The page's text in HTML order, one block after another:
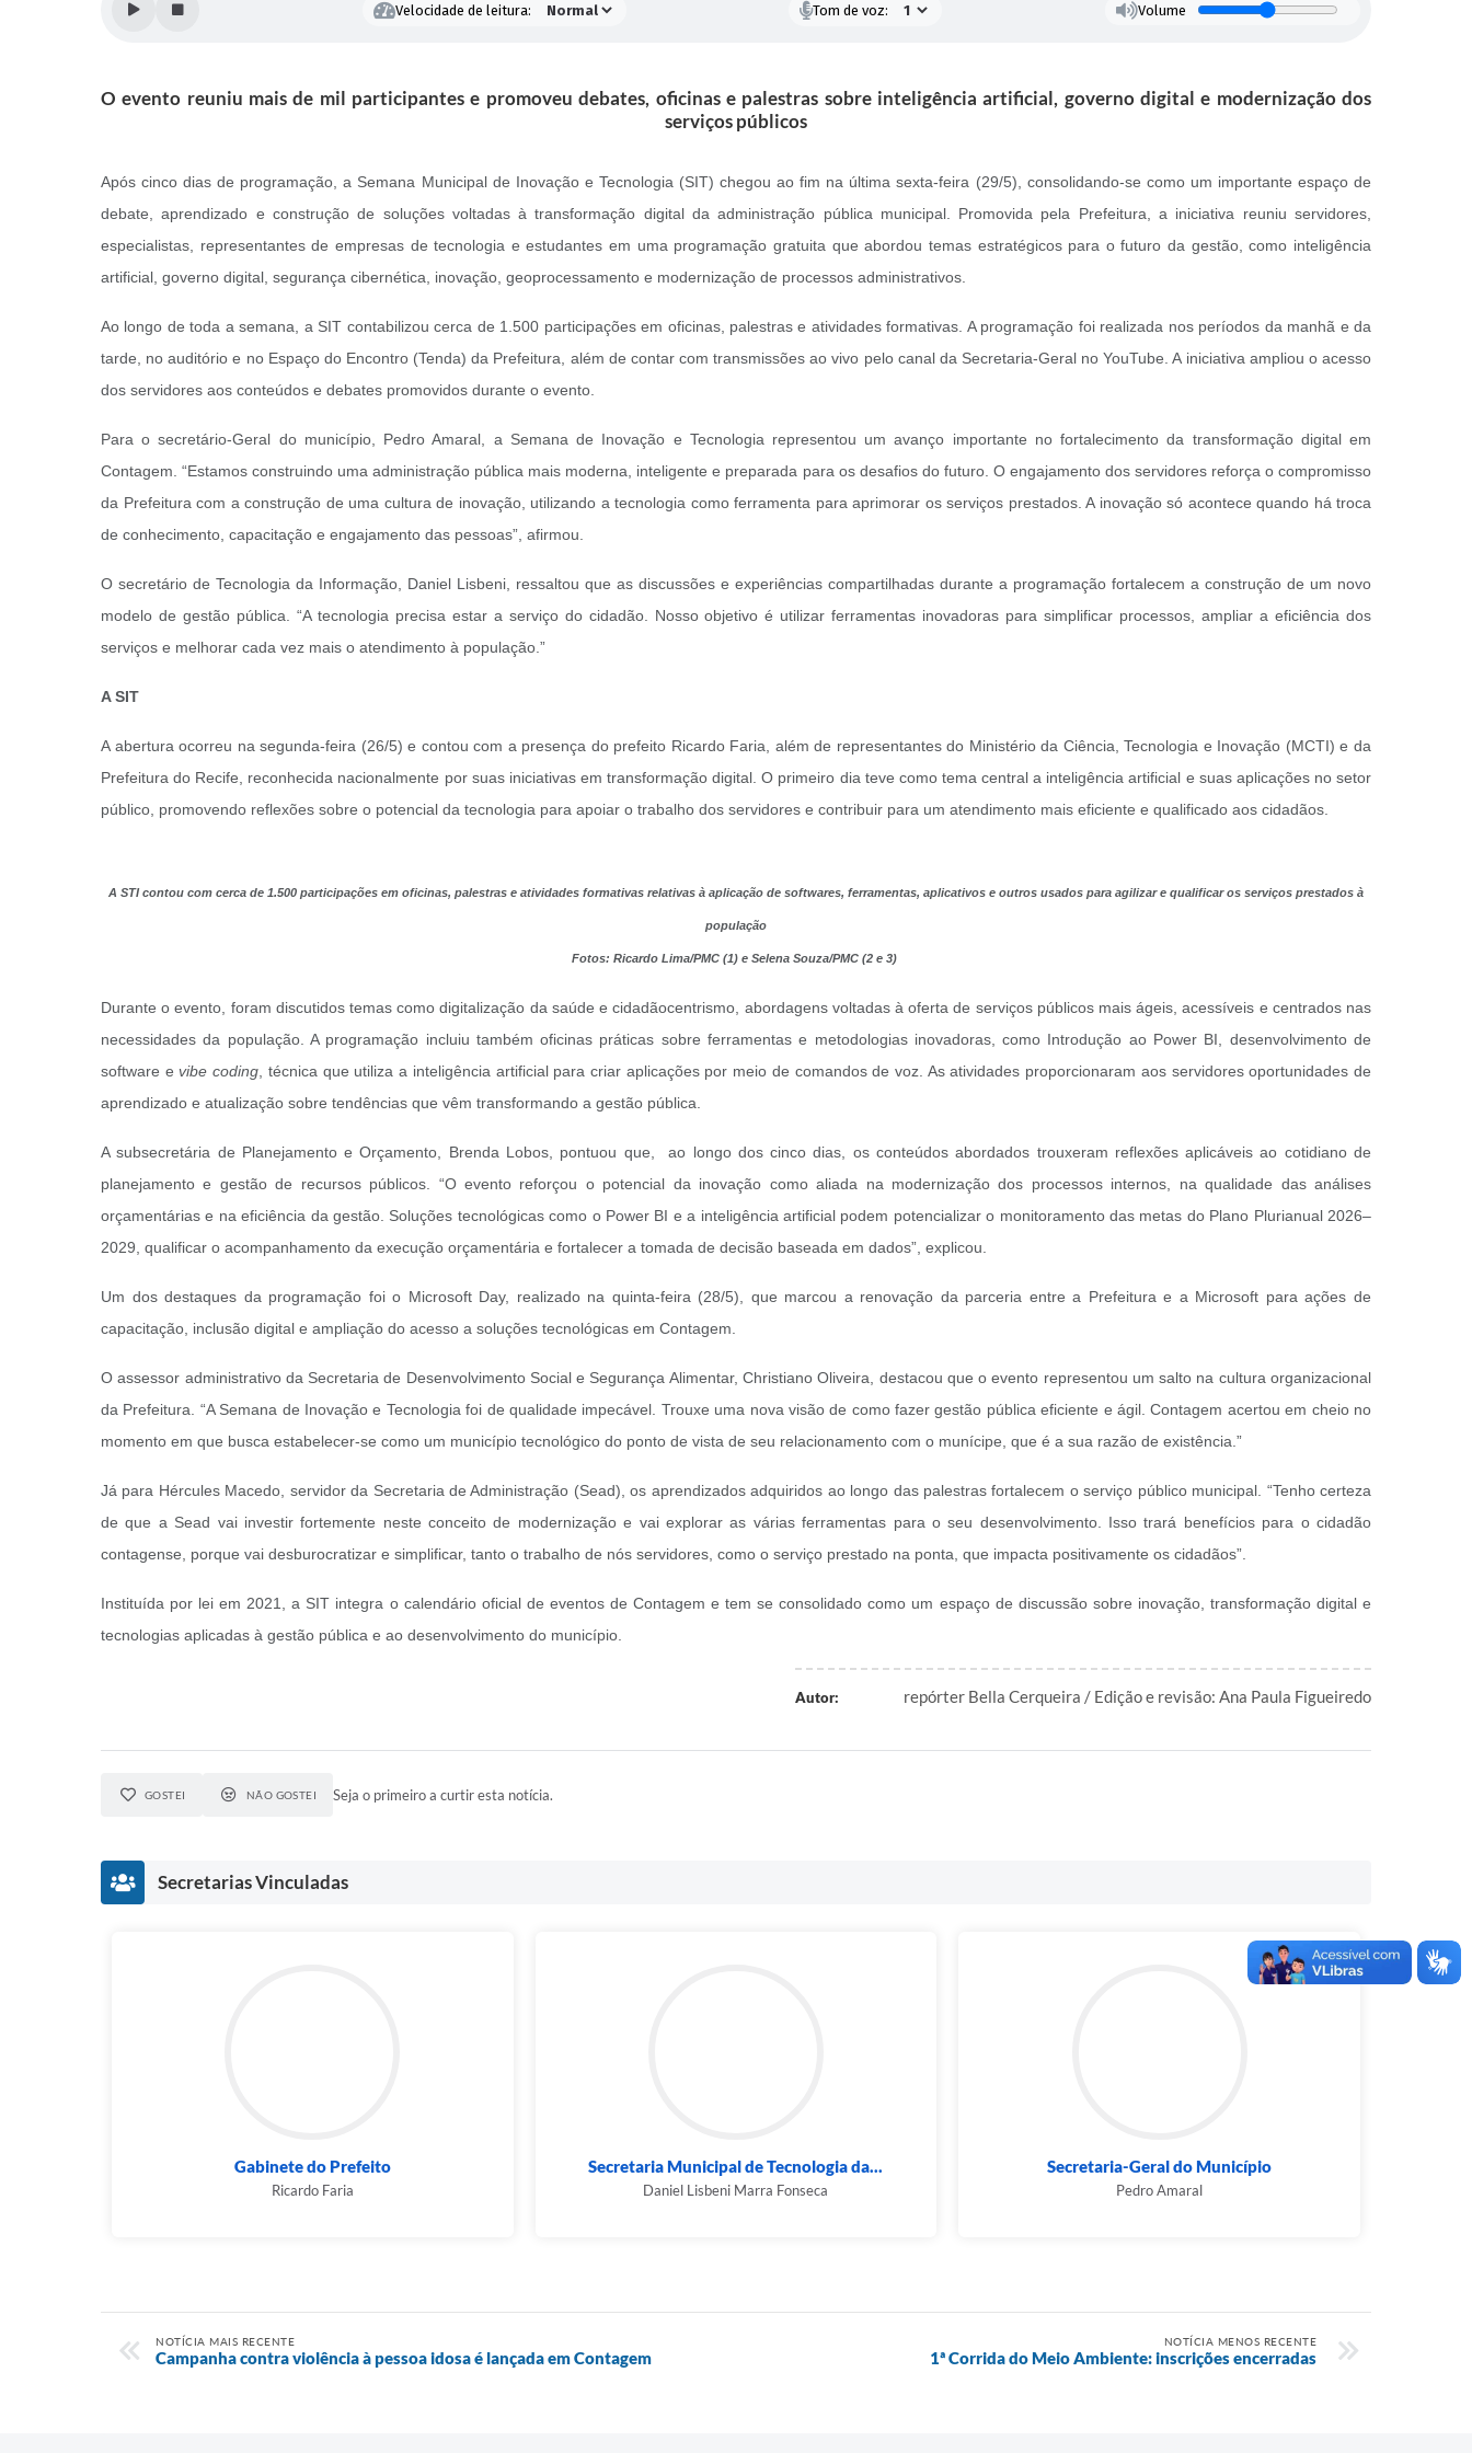
Velocidade de leitura: Tom de voz: Volume
O evento reuniu mais de mil participantes e promoveu debates, oficinas e palestras sobre inteligência artificial, governo digital e modernização dos
serviços públicos
Após cinco dias de programação, a Semana Municipal de Inovação e Tecnologia (SIT) chegou ao fim na última sexta-feira (29/5), consolidando-se como um importante espaço de
debate, aprendizado e construção de soluções voltadas à transformação digital da administração pública municipal. Promovida pela Prefeitura, a iniciativa reuniu servidores,
especialistas, representantes de empresas de tecnologia e estudantes em uma programação gratuita que abordou temas estratégicos para o futuro da gestão, como inteligência
artificial, governo digital, segurança cibernética, inovação, geoprocessamento e modernização de processos administrativos.
Ao longo de toda a semana, a SIT contabilizou cerca de 1.500 participações em oficinas, palestras e atividades formativas. A programação foi realizada nos períodos da manhã e da
tarde, no auditório e no Espaço do Encontro (Tenda) da Prefeitura, além de contar com transmissões ao vivo pelo canal da Secretaria-Geral no YouTube. A iniciativa ampliou o acesso
dos servidores aos conteúdos e debates promovidos durante o evento.
Para o secretário-Geral do município, Pedro Amaral, a Semana de Inovação e Tecnologia representou um avanço importante no fortalecimento da transformação digital em
Contagem. “Estamos construindo uma administração pública mais moderna, inteligente e preparada para os desafios do futuro. O engajamento dos servidores reforça o compromisso
da Prefeitura com a construção de uma cultura de inovação, utilizando a tecnologia como ferramenta para aprimorar os serviços prestados. A inovação só acontece quando há troca
de conhecimento, capacitação e engajamento das pessoas”, afirmou.
O secretário de Tecnologia da Informação, Daniel Lisbeni, ressaltou que as discussões e experiências compartilhadas durante a programação fortalecem a construção de um novo
modelo de gestão pública. “A tecnologia precisa estar a serviço do cidadão. Nosso objetivo é utilizar ferramentas inovadoras para simplificar processos, ampliar a eficiência dos
serviços e melhorar cada vez mais o atendimento à população.”
A SIT
A abertura ocorreu na segunda-feira (26/5) e contou com a presença do prefeito Ricardo Faria, além de representantes do Ministério da Ciência, Tecnologia e Inovação (MCTI) e da
Prefeitura do Recife, reconhecida nacionalmente por suas iniciativas em transformação digital. O primeiro dia teve como tema central a inteligência artificial e suas aplicações no setor
público, promovendo reflexões sobre o potencial da tecnologia para apoiar o trabalho dos servidores e contribuir para um atendimento mais eficiente e qualificado aos cidadãos.
A STI contou com cerca de 1.500 participações em oficinas, palestras e atividades formativas relativas à aplicação de softwares, ferramentas, aplicativos e outros usados para agilizar e qualificar os serviços prestados à
população
Fotos: Ricardo Lima/PMC (1) e Selena Souza/PMC (2 e 3)
Durante o evento, foram discutidos temas como digitalização da saúde e cidadãocentrismo, abordagens voltadas à oferta de serviços públicos mais ágeis, acessíveis e centrados nas
necessidades da população. A programação incluiu também oficinas práticas sobre ferramentas e metodologias inovadoras, como Introdução ao Power BI, desenvolvimento de
software evibe coding , técnica que utiliza a inteligência artificial para criar aplicações por meio de comandos de voz. As atividades proporcionaram aos servidores oportunidades de
aprendizado e atualização sobre tendências que vêm transformando a gestão pública.
A subsecretária de Planejamento e Orçamento, Brenda Lobos, pontuou que, ao longo dos cinco dias, os conteúdos abordados trouxeram reflexões aplicáveis ao cotidiano de
planejamento e gestão de recursos públicos. “O evento reforçou o potencial da inovação como aliada na modernização dos processos internos, na qualidade das análises
orçamentárias e na eficiência da gestão. Soluções tecnológicas como o Power BI e a inteligência artificial podem potencializar o monitoramento das metas do Plano Plurianual 2026–
2029, qualificar o acompanhamento da execução orçamentária e fortalecer a tomada de decisão baseada em dados”, explicou.
Um dos destaques da programação foi o Microsoft Day, realizado na quinta-feira (28/5), que marcou a renovação da parceria entre a Prefeitura e a Microsoft para ações de
capacitação, inclusão digital e ampliação do acesso a soluções tecnológicas em Contagem.
O assessor administrativo da Secretaria de Desenvolvimento Social e Segurança Alimentar, Christiano Oliveira, destacou que o evento representou um salto na cultura organizacional
da Prefeitura. “A Semana de Inovação e Tecnologia foi de qualidade impecável. Trouxe uma nova visão de como fazer gestão pública eficiente e ágil. Contagem acertou em cheio no
momento em que busca estabelecer-se como um município tecnológico do ponto de vista de seu relacionamento com o munícipe, que é a sua razão de existência.”
Já para Hércules Macedo, servidor da Secretaria de Administração (Sead), os aprendizados adquiridos ao longo das palestras fortalecem o serviço público municipal. “Tenho certeza
de que a Sead vai investir fortemente neste conceito de modernização e vai explorar as várias ferramentas para o seu desenvolvimento. Isso trará benefícios para o cidadão
contagense, porque vai desburocratizar e simplificar, tanto o trabalho de nós servidores, como o serviço prestado na ponta, que impacta positivamente os cidadãos”.
Instituída por lei em 2021, a SIT integra o calendário oficial de eventos de Contagem e tem se consolidado como um espaço de discussão sobre inovação, transformação digital e
tecnologias aplicadas à gestão pública e ao desenvolvimento do município.
Autor: repórter Bella Cerqueira / Edição e revisão: Ana Paula Figueiredo
GOSTEI NÃO GOSTEI Seja o primeiro a curtir esta notícia.
Secretarias Vinculadas
Gabinete do Prefeito
Ricardo Faria
Secretaria Municipal de Tecnologia da...
Daniel Lisbeni Marra Fonseca
Secretaria-Geral do Município
Pedro Amaral
NOTÍCIA MAIS RECENTE
Campanha contra violência à pessoa idosa é lançada em Contagem
NOTÍCIA MENOS RECENTE
1ª Corrida do Meio Ambiente: inscrições encerradas